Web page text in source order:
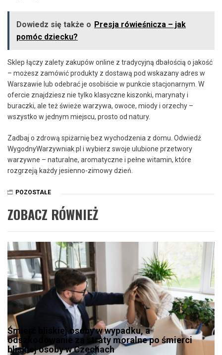
Dowiedz się także o Presja rówieśnicza – jak
pomóc dziecku?
Sklep łączy zalety zakupów online z tradycyjną dbałością o jakość
– możesz zamówić produkty z dostawą pod wskazany adres w
Warszawie lub odebrać je osobiście w punkcie stacjonarnym. W
ofercie znajdziesz nie tylko klasyczne kiszonki, marynaty i
buraczki, ale też świeże warzywa, owoce, miody i orzechy –
wszystko w jednym miejscu, prosto od natury.
Zadbaj o zdrową spiżarnię bez wychodzenia z domu. Odwiedź
WygodnyWarzywniak.pl i wybierz swoje ulubione przetwory
warzywne – naturalne, aromatyczne i pełne witamin, które
rozgrzeją każdy jesienno-zimowy dzień.
POZOSTAŁE
ZOBACZ RÓWNIEŻ
Śmierć bliskiej osoby w wypadku, a
odszkodowanie za straty moralne po śmierci
bliskiej osoby w Czechach